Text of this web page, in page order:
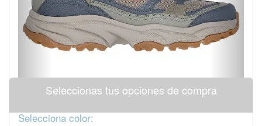
Seleccionas tus opciones de compra
Selecciona color: